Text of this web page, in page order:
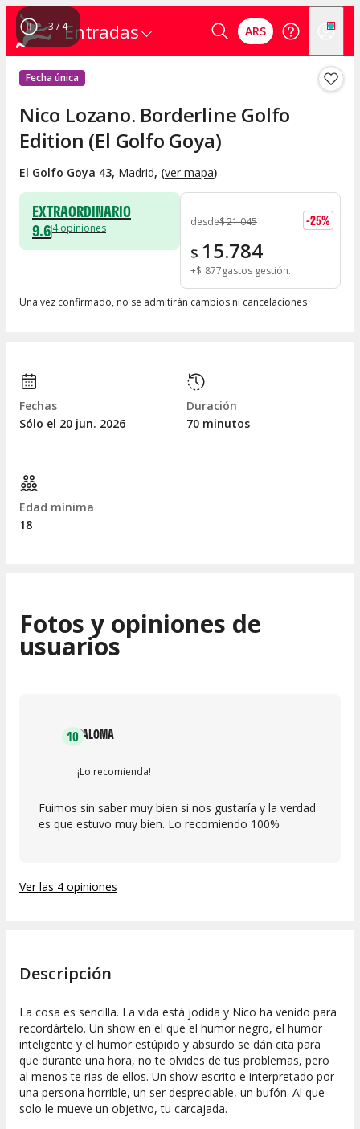
Entradas ARS
4 / 4
Fecha única
Nico Lozano. Borderline Golfo
Edition (El Golfo Goya)
El Golfo Goya 43, Madrid, (ver mapa)
EXTRAORDINARIO
9.64 opiniones desde$21.045 -25%
$ 15.784
+$ 877gastos gestión
Una vez confirmado, no se admitirán cambios ni cancelaciones
Fechas
Sólo el 20 jun. 2026
Duración
70 minutos
Edad mínima
18
Fotos y opiniones de
usuarios
10PALOMA
¡Lo recomienda!
Fuimos sin saber muy bien si nos gustaría y la verdad
es que estuvo muy bien. Lo recomiendo 100%
Ver las 4 opiniones
Descripción
La cosa es sencilla. La vida está jodida y Nico ha venido para
recordártelo. Un show en el que el humor negro, el humor
inteligente y el humor estúpido y absurdo se dán cita para
que durante una hora, no te olvides de tus problemas, pero
al menos te rias de ellos. Un show escrito e interpretado por
una persona horrible, un ser despreciable, un bufón. Al que
solo le mueve un objetivo, tu carcajada.